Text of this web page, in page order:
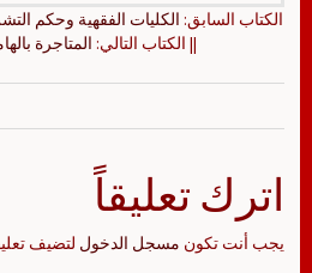
الكتاب السابق: الكليات الفقهية وحكم
|| الكتاب التالي: المتاجرة
اترك تعليقاً
يجب أنت تكون مسجل الدخول لتضيف